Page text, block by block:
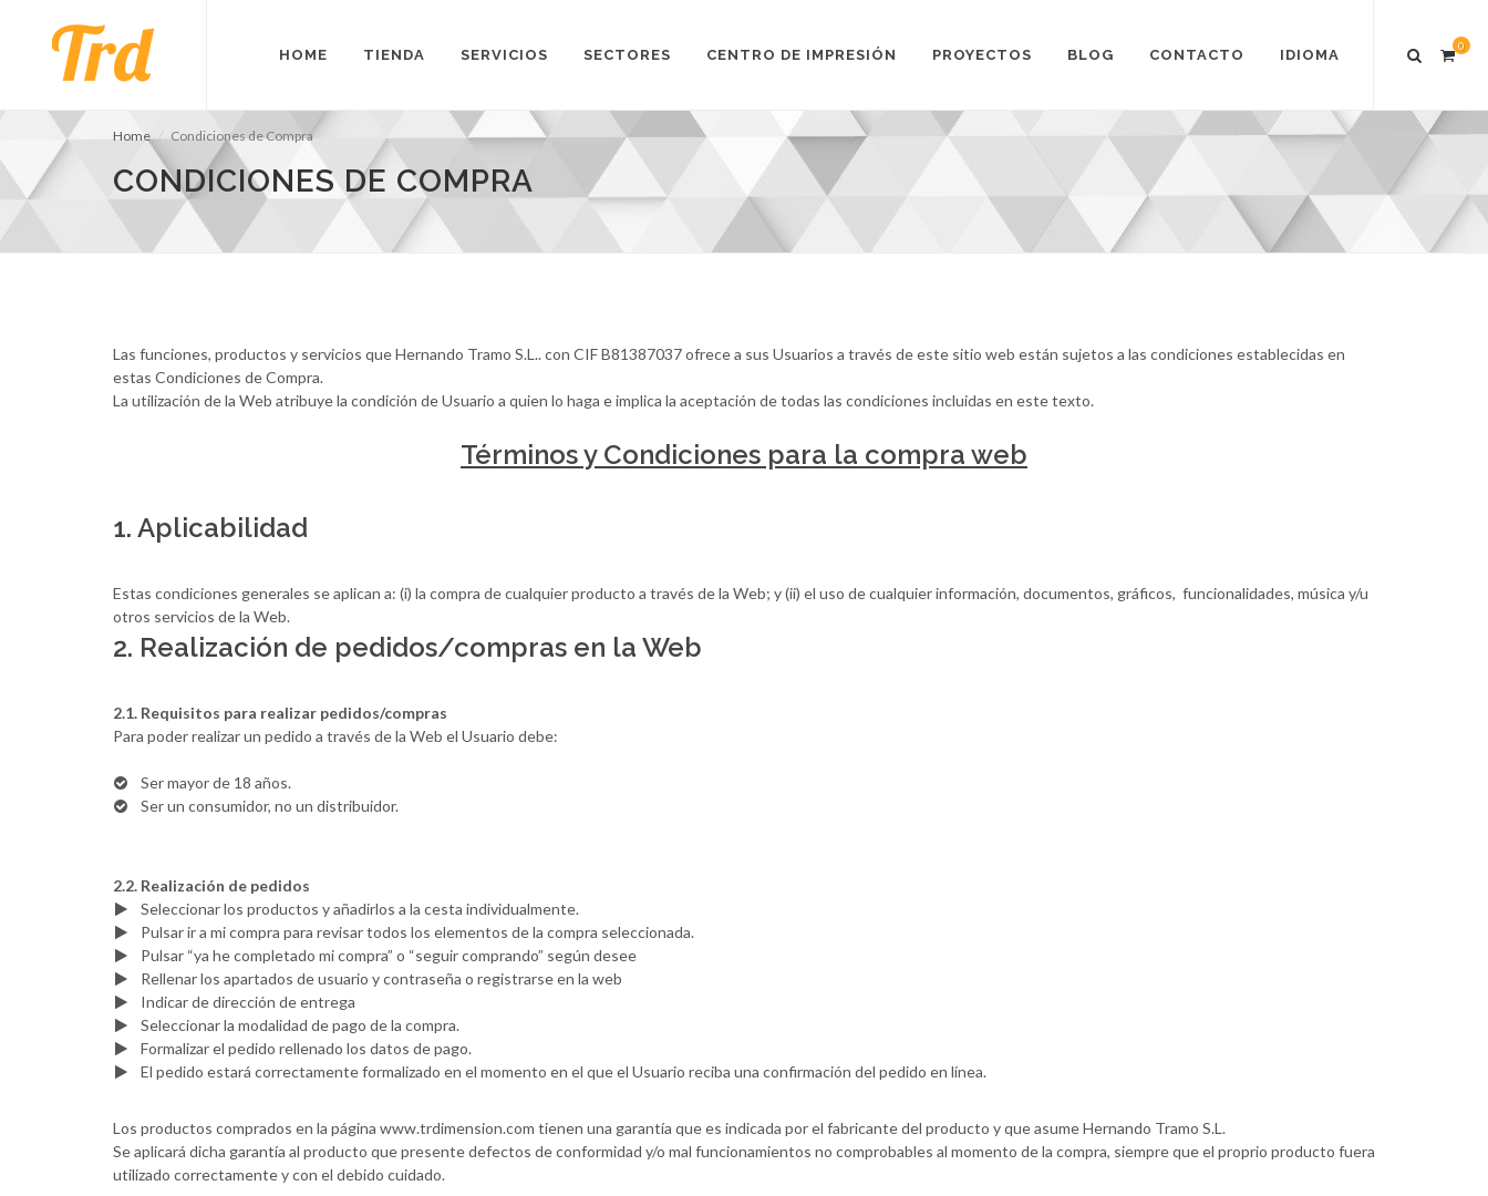
HOME TIENDA SERVICIOS SECTORES CENTRO DE IMPRESIÓN PROYECTOS BLOG CONTACTO IDIOMA
0
CONDICIONES DE COMPRA
Home Condiciones de Compra
Las funciones, productos y servicios que Hernando Tramo S.L.. con CIF B81387037 ofrece a sus Usuarios a través de este sitio web están sujetos a las condiciones establecidas en
estas Condiciones de Compra.
La utilización de la Web atribuye la condición de Usuario a quien lo haga e implica la aceptación de todas las condiciones incluidas en este texto.
Términos y Condiciones para la compra web
1. Aplicabilidad
Estas condiciones generales se aplican a: (i) la compra de cualquier producto a través de la Web; y (ii) el uso de cualquier información, documentos, gráficos, funcionalidades, música y/u
otros servicios de la Web.
2. Realización de pedidos/compras en la Web
2.1. Requisitos para realizar pedidos/compras
Para poder realizar un pedido a través de la Web el Usuario debe:
Ser mayor de 18 años.
Ser un consumidor, no un distribuidor.
2.2. Realización de pedidos
Seleccionar los productos y añadirlos a la cesta individualmente.
Pulsar ir a mi compra para revisar todos los elementos de la compra seleccionada.
Pulsar “ya he completado mi compra” o “seguir comprando” según desee
Rellenar los apartados de usuario y contraseña o registrarse en la web
Indicar de dirección de entrega
Seleccionar la modalidad de pago de la compra.
Formalizar el pedido rellenado los datos de pago.
El pedido estará correctamente formalizado en el momento en el que el Usuario reciba una confirmación del pedido en línea.
Los productos comprados en la página www.trdimension.com tienen una garantía que es indicada por el fabricante del producto y que asume Hernando Tramo S.L.
Se aplicará dicha garantía al producto que presente defectos de conformidad y/o mal funcionamientos no comprobables al momento de la compra, siempre que el proprio producto fuera
utilizado correctamente y con el debido cuidado.